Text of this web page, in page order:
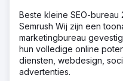
Beste kleine SEO-bureau
Semrush Wij zijn een
marketingbureau
hun volledige online
diensten, webdesign,
advertenties.